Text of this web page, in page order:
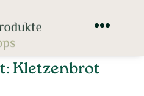
Kletzenbrot